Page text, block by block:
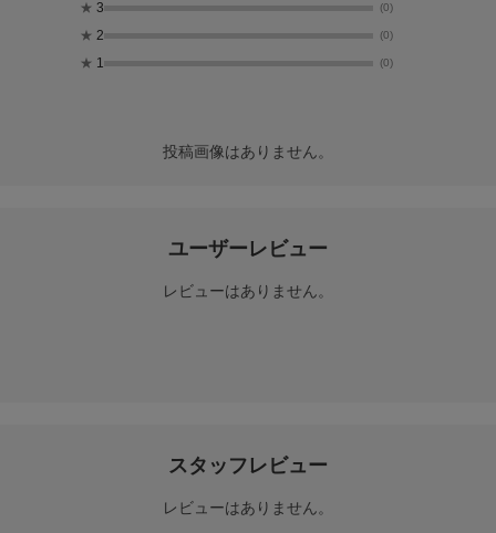
★ 3 (0)
★ 2 (0)
★ 1 (0)
投稿画像はありません。
ユーザーレビュー
レビューはありません。
スタッフレビュー
レビューはありません。